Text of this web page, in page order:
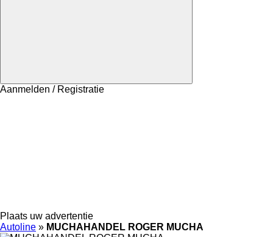
Aanmelden / Registratie
Plaats uw advertentie
Autoline » MUCHAHANDEL ROGER MUCHA